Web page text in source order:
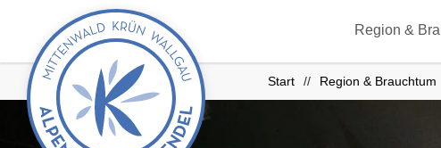
Region &
zurück
zur
Startseite
Start Region & Brauchtum